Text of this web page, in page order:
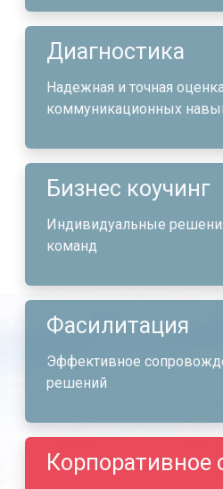
Диагностика
Надежная и точная
коммуникационных
Бизнес коучинг
Индивидуальные
команд
Фасилитация
Эффективное
решений
Корпоративное